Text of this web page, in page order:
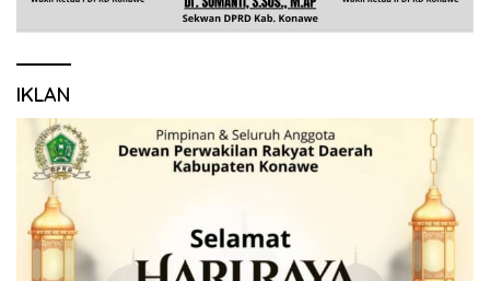
IKLAN